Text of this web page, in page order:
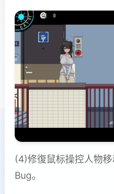
(4)修復鼠标操控人物
Bug。